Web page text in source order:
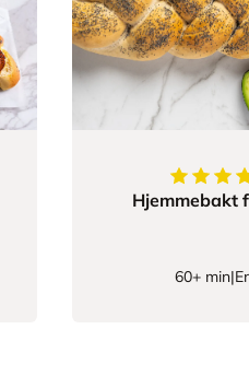
Hjemmebakt
60+ min|